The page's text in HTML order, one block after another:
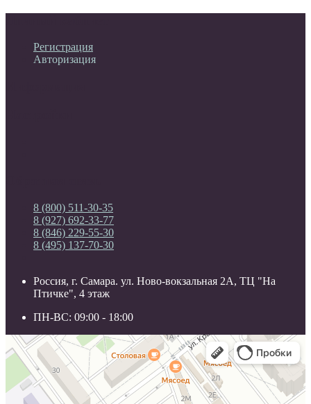
Регистрация
Авторизация
8 (800) 511-30-35
8 (927) 692-33-77
8 (846) 229-55-30
8 (495) 137-70-30
Россия, г. Самара. ул. Ново-вокзальная 2А, ТЦ "На
Птичке", 4 этаж
ПН-ВС: 09:00 - 18:00